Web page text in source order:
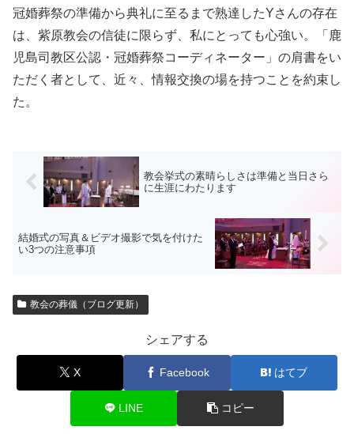
冠婚葬祭の準備から典礼に至るまで熟達したYさんの存在
は、紫原教会の信徒に限らず、私にとっても心強い。「鹿
児島司教区公認・冠婚葬祭コーディネーター」の肩書をい
ただく者として、近々、情報交換の場を持つことを約束し
た。
教会挙式の素晴らしさは準備と当日さら
に生涯にわたります
結婚式の写真＆ビデオ撮影で気を付けた
い3つの注意事項
教会の葬儀（ブログ更新）
シェアする
X Facebook はてブ
LINE コピー